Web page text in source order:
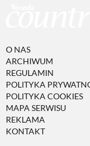
O NAS
ARCHIWUM
REGULAMIN
POLITYKA
POLITYKA COOKIES
MAPA SERWISU
REKLAMA
KONTAKT